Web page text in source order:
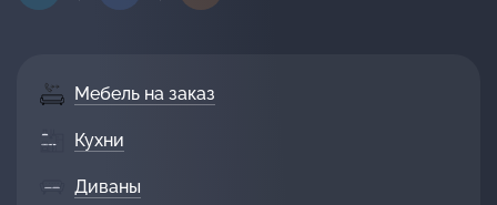
Мебель на заказ
Кухни
Диваны